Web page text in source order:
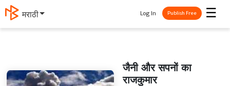
मराठी ☰
Log In Publish Free
जैनी और सपनों का
राजकुमार